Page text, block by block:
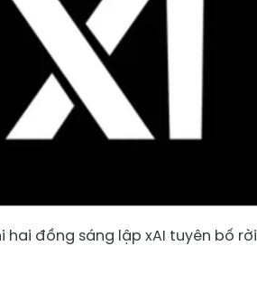
hai đồng sáng lập xAI tuyên bố rời